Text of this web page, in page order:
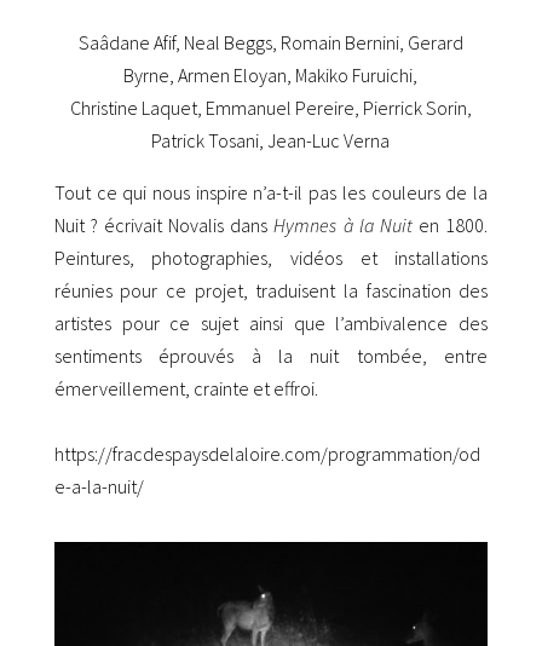
Saâdane Afif, Neal Beggs, Romain Bernini, Gerard
Byrne, Armen Eloyan, Makiko Furuichi,
Christine Laquet, Emmanuel Pereire, Pierrick Sorin,
Patrick Tosani, Jean-Luc Verna
Tout ce qui nous inspire n’a-t-il pas les couleurs de la
Nuit ? écrivait Novalis dans Hymnes à la Nuiten 1800.
Peintures, photographies, vidéos et installations
réunies pour ce projet, traduisent la fascination des
artistes pour ce sujet ainsi que l’ambivalence des
sentiments éprouvés à la nuit tombée, entre
émerveillement, crainte et effroi.
https://fracdespaysdelaloire.com/programmation/od
e-a-la-nuit/